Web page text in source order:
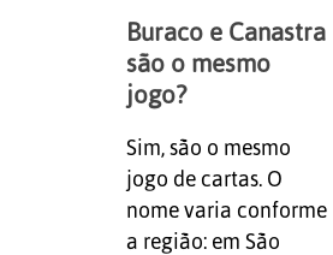
Buraco e Canastra
são o mesmo
jogo?
Sim, são o mesmo
jogo de cartas. O
nome varia conforme
a região: em São